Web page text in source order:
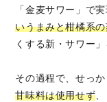
「金麦サワー」で
いうまみと柑橘系
くする新・サワー
その過程で、せっ
甘味料は使用せず